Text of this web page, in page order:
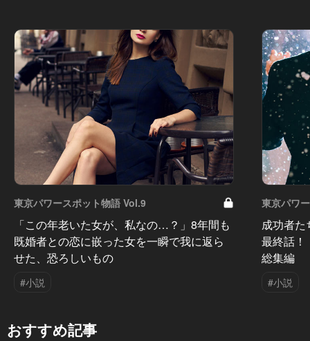
東京パワースポット物語 Vol.9
「この年老いた女が、私なの…？」8年間も
既婚者との恋に嵌った女を一瞬で我に返ら
せた、恐ろしいもの
#小説
東京パワ
成功者
最終話！
総集編
#小説
おすすめ記事